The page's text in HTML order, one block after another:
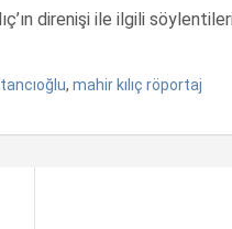
direnişi ile ilgili
, mahir kılıç röportaj